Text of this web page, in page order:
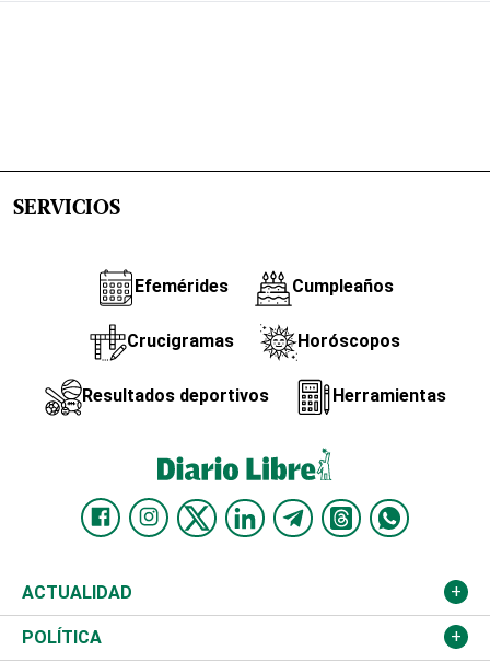
SERVICIOS
Efemérides Cumpleaños
Crucigramas Horóscopos
Resultados deportivos Herramientas
ACTUALIDAD
Nacional
POLÍTICA